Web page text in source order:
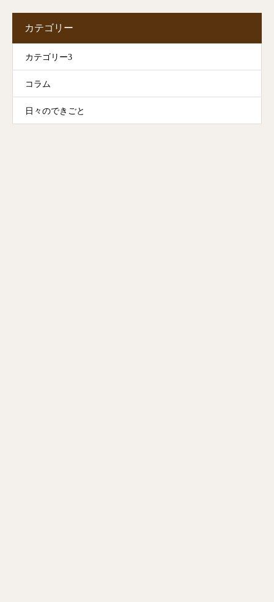
カテゴリー
カテゴリー3
コラム
日々のできごと